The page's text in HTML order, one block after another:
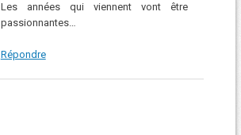
Les années qui viennent vont être
passionnantes…
Répondre